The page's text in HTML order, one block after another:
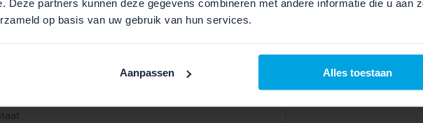
Deze partners kunnen deze gegevens combineren met andere informatie die u aan
op basis van uw gebruik van hun services.
Aanpassen Alles toestaan
veel problemen voorkomen. Zeker tijdens warme
te besteden.